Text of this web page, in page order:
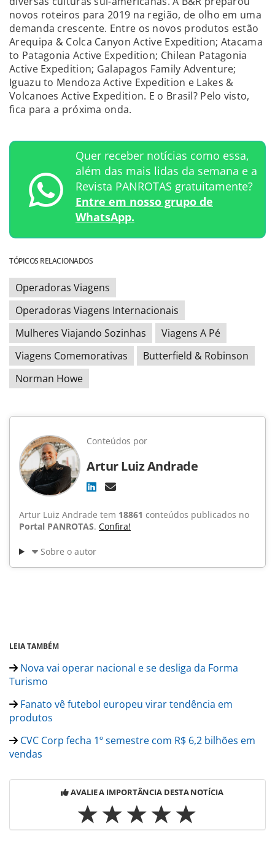
novos roteiros para 2019 na região, de olho em uma
demanda crescente. Entre os novos produtos estão
Arequipa & Colca Canyon Active Expedition; Atacama
to Patagonia Active Expedition; Chilean Patagonia
Active Expedition; Galapagos Family Adventure;
Iguazu to Mendoza Active Expedition e Lakes &
Volcanoes Active Expedition. E o Brasil? Pelo visto,
fica para a próxima onda.
Quer receber notícias como essa,
além das mais lidas da semana e a
Revista PANROTAS gratuitamente?
Entre em nosso grupo de
WhatsApp.
TÓPICOS RELACIONADOS
Operadoras Viagens
Operadoras Viagens Internacionais
Mulheres Viajando Sozinhas
Viagens A Pé
Viagens Comemorativas
Butterfield & Robinson
Norman Howe
Conteúdos por
Artur Luiz Andrade
Artur Luiz Andrade tem 18861 conteúdos publicados no
Portal PANROTAS. Confira!
Sobre o autor
LEIA TAMBÉM
Nova vai operar nacional e se desliga da Forma
Turismo
Fanato vê futebol europeu virar tendência em
produtos
CVC Corp fecha 1º semestre com R$ 6,2 bilhões em
vendas
AVALIE A IMPORTÂNCIA DESTA NOTÍCIA